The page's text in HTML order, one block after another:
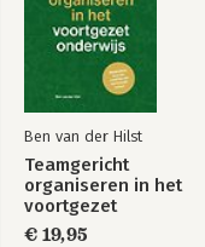
Ben van der Hilst
Teamgericht
organiseren in het
voortgezet
onderwijs
€ 19,95